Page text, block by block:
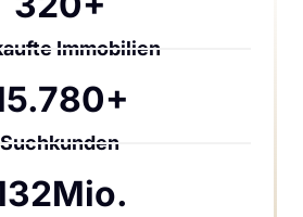
Immobilien
Suchkunden